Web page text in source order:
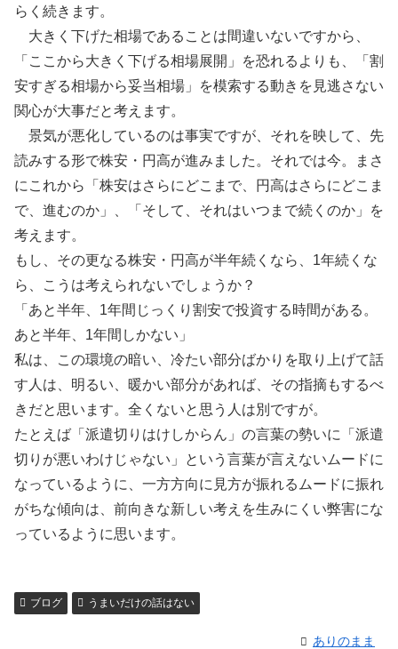
らく続きます。
大きく下げた相場であることは間違いないですから、
「ここから大きく下げる相場展開」を恐れるよりも、「割
安すぎる相場から妥当相場」を模索する動きを見逃さない
関心が大事だと考えます。
景気が悪化しているのは事実ですが、それを映して、先
読みする形で株安・円高が進みました。それでは今。まさ
にこれから「株安はさらにどこまで、円高はさらにどこま
で、進むのか」、「そして、それはいつまで続くのか」を
考えます。
もし、その更なる株安・円高が半年続くなら、1年続くな
ら、こうは考えられないでしょうか？
「あと半年、1年間じっくり割安で投資する時間がある。
あと半年、1年間しかない」
私は、この環境の暗い、冷たい部分ばかりを取り上げて話
す人は、明るい、暖かい部分があれば、その指摘もするべ
きだと思います。全くないと思う人は別ですが。
たとえば「派遣切りはけしからん」の言葉の勢いに「派遣
切りが悪いわけじゃない」という言葉が言えないムードに
なっているように、一方方向に見方が振れるムードに振れ
がちな傾向は、前向きな新しい考えを生みにくい弊害にな
っているように思います。
ブログ うまいだけの話はない
ありのまま